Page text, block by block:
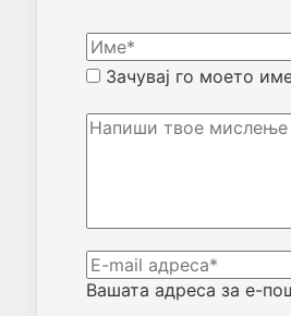
Вашата адреса за е-
Зачувај го моето